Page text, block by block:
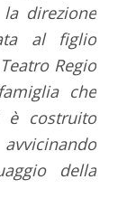
direzione
al figlio
Regio
che
costruito
della